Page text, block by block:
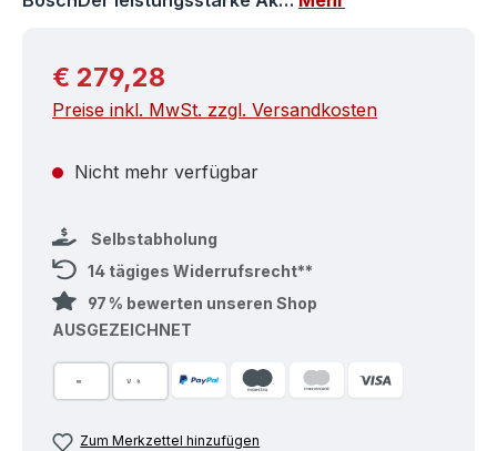
Regulärer Preis:
€ 279,28
Preise inkl. MwSt. zzgl. Versandkosten
Nicht mehr verfügbar
Selbstabholung
14 tägiges Widerrufsrecht**
97 % bewerten unseren Shop
AUSGEZEICHNET
Zum Merkzettel hinzufügen